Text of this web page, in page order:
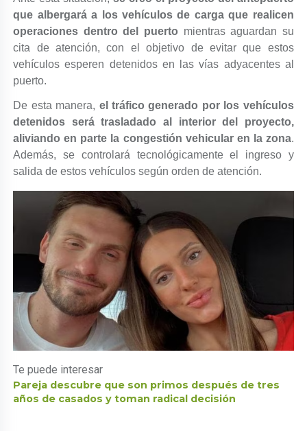
que albergará a los vehículos de carga que realicen
operaciones dentro del puerto mientras aguardan su
cita de atención, con el objetivo de evitar que estos
vehículos esperen detenidos en las vías adyacentes al
puerto.
De esta manera, el tráfico generado por los vehículos
detenidos será trasladado al interior del proyecto,
aliviando en parte la congestión vehicular en la zona.
Además, se controlará tecnológicamente el ingreso y
salida de estos vehículos según orden de atención.
Te puede interesar
Pareja descubre que son primos después de tres
años de casados y toman radical decisión